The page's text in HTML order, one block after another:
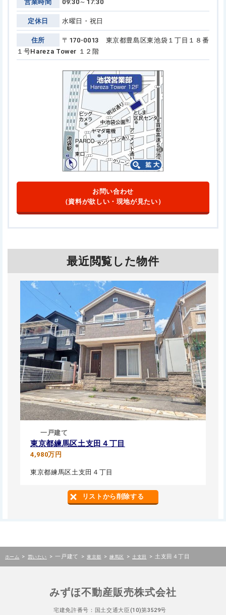
営業時間 09:30～17:30
定休日 水曜日・祝日
住所
〒170-0013 東京都豊島区東池袋１丁目１８番
１号Hareza Tower １２階
お問い合わせ
（資料が欲しい・現地が見たい）
最近閲覧した物件
一戸建て
東京都練馬区土支田４丁目
4,980万円
東京都練馬区土支田４丁目
リストから削除する
ホーム > 買いたい > 一戸建て > 東京都 > 練馬区 > 土支田 > 土支田４丁目
みずほ不動産販売株式会社
宅建免許番号：国土交通大臣(10)第3529号